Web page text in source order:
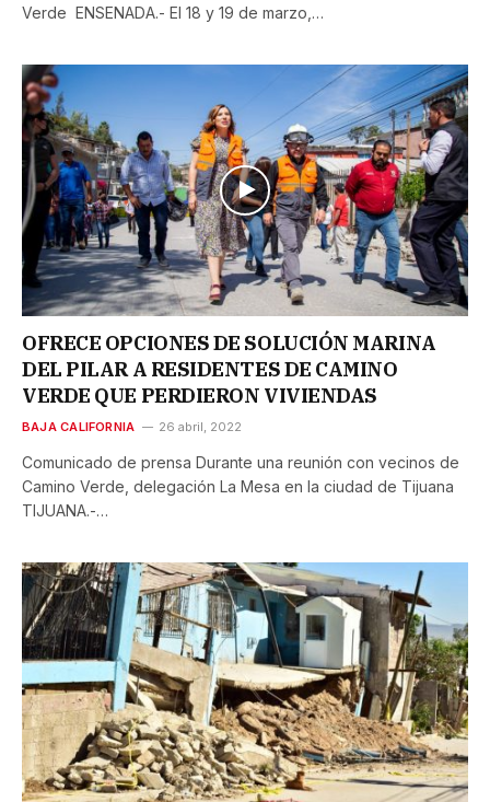
Verde ENSENADA.- El 18 y 19 de marzo,…
OFRECE OPCIONES DE SOLUCIÓN MARINA
DEL PILAR A RESIDENTES DE CAMINO
VERDE QUE PERDIERON VIVIENDAS
BAJA CALIFORNIA 26 abril, 2022
Comunicado de prensa Durante una reunión con vecinos de
Camino Verde, delegación La Mesa en la ciudad de Tijuana
TIJUANA.-…